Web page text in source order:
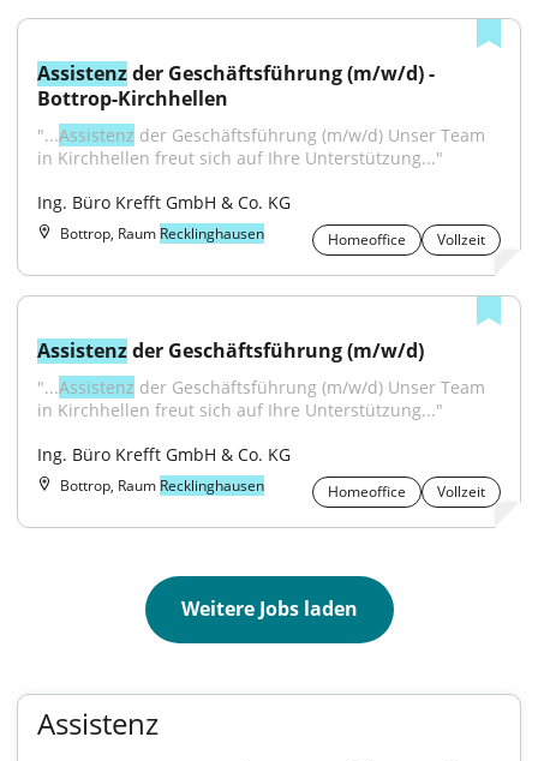
Assistenz der Geschäftsführung (m/w/d) -
Bottrop-Kirchhellen
"...Assistenz der Geschäftsführung (m/w/d) Unser Team
in Kirchhellen freut sich auf Ihre Unterstützung..."
Ing. Büro Krefft GmbH & Co. KG
Bottrop, Raum Recklinghausen Homeoffice Vollzeit
Assistenz der Geschäftsführung (m/w/d)
"...Assistenz der Geschäftsführung (m/w/d) Unser Team
in Kirchhellen freut sich auf Ihre Unterstützung..."
Ing. Büro Krefft GmbH & Co. KG
Bottrop, Raum Recklinghausen Homeoffice Vollzeit
Weitere Jobs laden
Assistenz